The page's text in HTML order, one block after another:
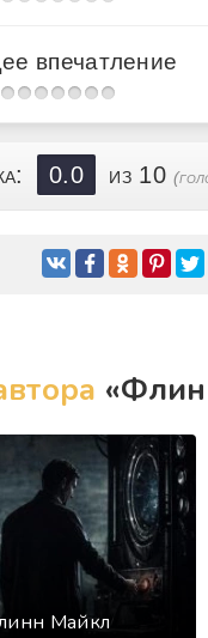
впечатление
0.0 из 10
Майкл